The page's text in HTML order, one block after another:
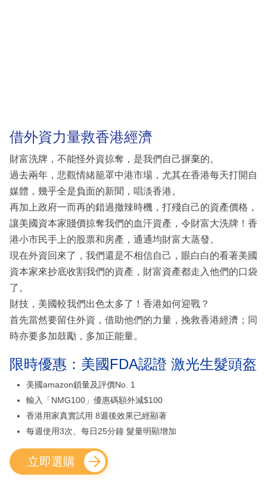
借外資力量救香港經濟
財富洗牌，不能怪外資掠奪，是我們自己摒棄的。
過去兩年，悲觀情緒籠罩中港市場，尤其在香港每天打開自
媒體，幾乎全是負面的新聞，唱淡香港。
再加上政府一而再的錯過撤辣時機，打殘自己的資產價格，
讓美國資本家賤價掠奪我們的血汗資產，令財富大洗牌！香
港小市民手上的股票和房產，通通均財富大蒸發。
現在外資回來了，我們還是不相信自己，眼白白的看著美國
資本家來抄底收割我們的資產，財富資產都走入他們的口袋
了。
財技，美國較我們出色太多了！香港如何迎戰？
首先當然要留住外資，借助他們的力量，挽救香港經濟；同
時亦要多加鼓勵，多加正能量。
限時優惠：美國FDA認證 激光生髮頭盔
美國amazon鎖量及評價No. 1
輸入「NMG100」優惠碼額外減$100
香港用家真實試用 8週後效果已經顯著
每週使用3次、每日25分鐘 髮量明顯增加
立即選購